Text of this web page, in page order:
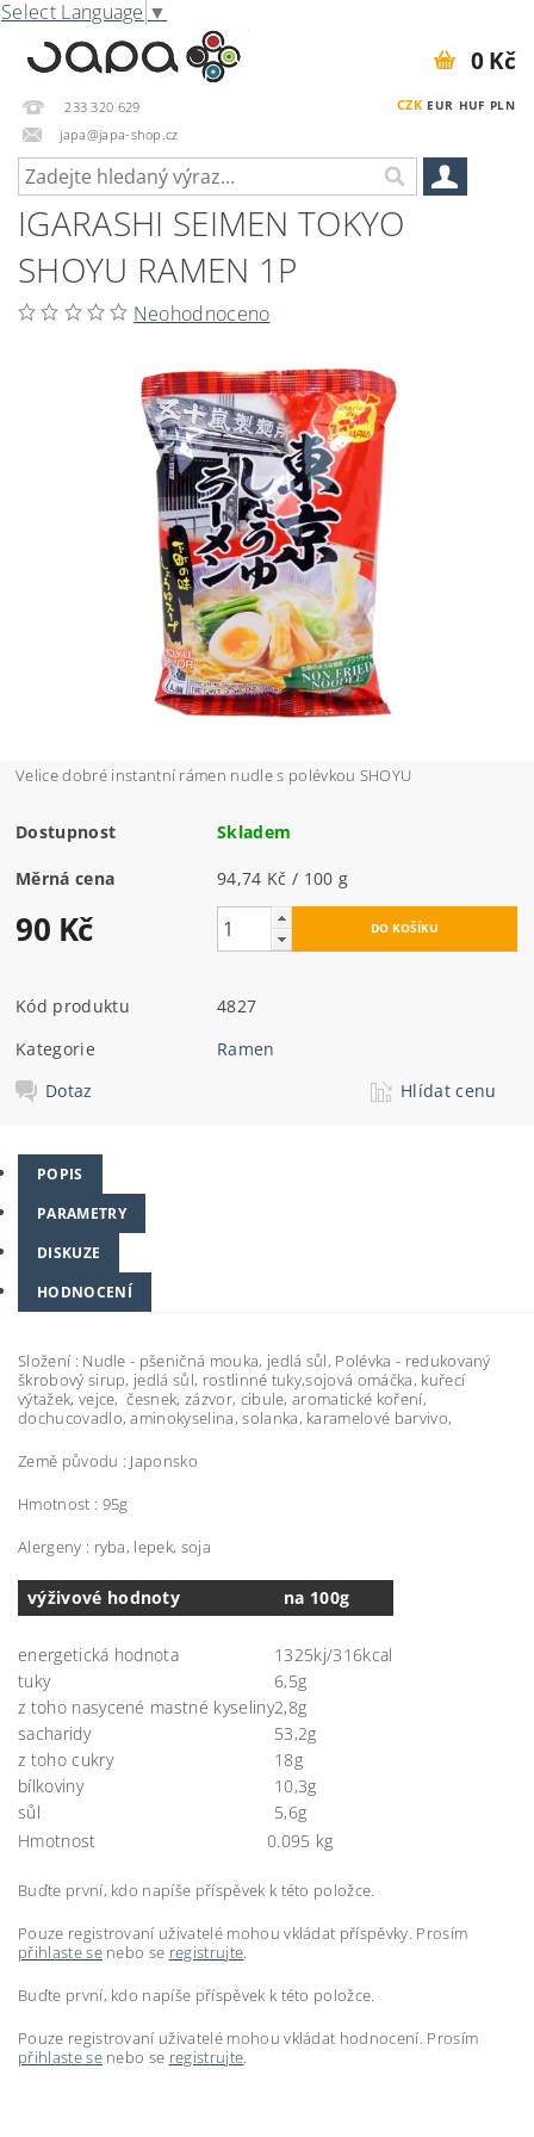
Select Language ▼
233 320 629
japa@japa-shop.cz
CZK EUR HUF PLN
0 Kč
IGARASHI SEIMEN TOKYO
SHOYU RAMEN 1P
Neohodnoceno
Velice dobré instantní rámen nudle s polévkou SHOYU
Dostupnost Skladem
Měrná cena 94,74 Kč / 100 g
90 Kč
Kód produktu
4827
Kategorie
Ramen
Dotaz
Hlídat cenu
POPIS
PARAMETRY
DISKUZE
HODNOCENÍ
Složení : Nudle - pšeničná mouka, jedlá sůl, Polévka - redukovaný
škrobový sirup, jedlá sůl, rostlinné tuky,sojová omáčka, kuřecí
výtažek, vejce, česnek, zázvor, cibule, aromatické koření,
dochucovadlo, aminokyselina, solanka, karamelové barvivo,
Země původu : Japonsko
Hmotnost : 95g
Alergeny : ryba, lepek, soja
výživové hodnoty na 100g
energetická hodnota
1325kj/316kcal
tuky
6,5g
z toho nasycené mastné kyseliny2,8g
sacharidy
53,2g
z toho cukry
18g
bílkoviny
10,3g
sůl
5,6g
Hmotnost
0.095 kg
Buďte první, kdo napíše příspěvek k této položce.
Pouze registrovaní uživatelé mohou vkládat příspěvky. Prosím
přihlaste senebo se registrujte.
Buďte první, kdo napíše příspěvek k této položce.
Pouze registrovaní uživatelé mohou vkládat hodnocení. Prosím
přihlaste senebo se registrujte.